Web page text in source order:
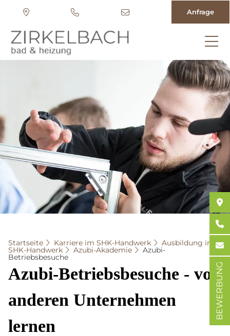
Anfrage
Startseite Karriere im SHK-Handwerk Ausbildung im
SHK-Handwerk Azubi-Akademie Azubi-
Betriebsbesuche
Azu­bi-Be­triebs­be­su­che - von
an­de­ren Un­ter­neh­men
ler­nen
BEWERBUNG